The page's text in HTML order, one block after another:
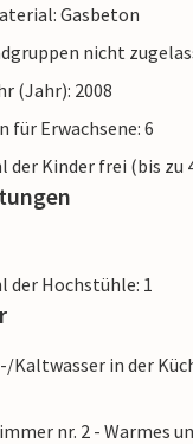
Gasbeton
nicht
(Jahr): 2008
für Erwachsene: 6
der Kinder frei (bis zu
der Hochstühle: 1
Kaltwasser in der
nr. 2 - Warmes